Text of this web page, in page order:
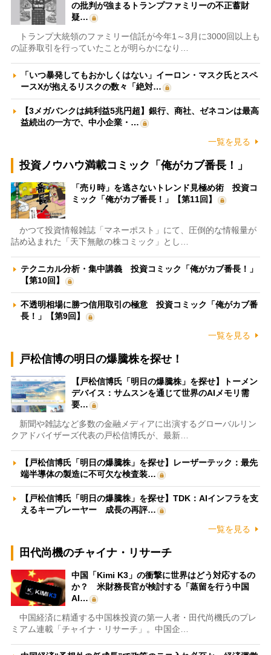
の批判が強まるトランプファミリーの不正蓄財
疑…
トランプ大統領のファミリー信託が今年1～3月に3000回以上も
の証券取引を行っていたことが明らかになり…
「いつ暴発してもおかしくはない」イーロン・マスク氏とスペ
ースXが抱えるリスクの数々「絶対…
【3メガバンクは純利益5兆円超】銀行、商社、ゼネコンは最高
益続出の一方で、中小企業・…
一覧を見る
投資ノウハウ満載コミック「俺がカブ番長！」
「売り時」を逃さないトレンド見極め術 投資コ
ミック「俺がカブ番長！」【第11回】
かつて投資情報雑誌「マネーポスト」にて、圧倒的な情報量が
詰め込まれた「天下無敵の株コミック」とし…
テクニカル分析・集中講義 投資コミック「俺がカブ番長！」
【第10回】
不透明相場に勝つ信用取引の極意 投資コミック「俺がカブ番
長！」【第9回】
一覧を見る
戸松信博の明日の爆騰株を探せ！
【戸松信博氏「明日の爆騰株」を探せ】トーメン
デバイス：サムスンを通じて世界のAIメモリ需
要…
新聞や雑誌など多数の金融メディアに出演するグローバルリン
クアドバイザーズ代表の戸松信博氏が、最新…
【戸松信博氏「明日の爆騰株」を探せ】レーザーテック：最先
端半導体の製造に不可欠な検査装…
【戸松信博氏「明日の爆騰株」を探せ】TDK：AIインフラを支
えるキープレーヤー 成長の再評…
一覧を見る
田代尚機のチャイナ・リサーチ
中国「Kimi K3」の衝撃に世界はどう対応するの
か？ 米財務長官が検討する「蒸留を行う中国
AI…
中国経済に精通する中国株投資の第一人者・田代尚機氏のプレ
ミアム連載「チャイナ・リサーチ」。中国企…